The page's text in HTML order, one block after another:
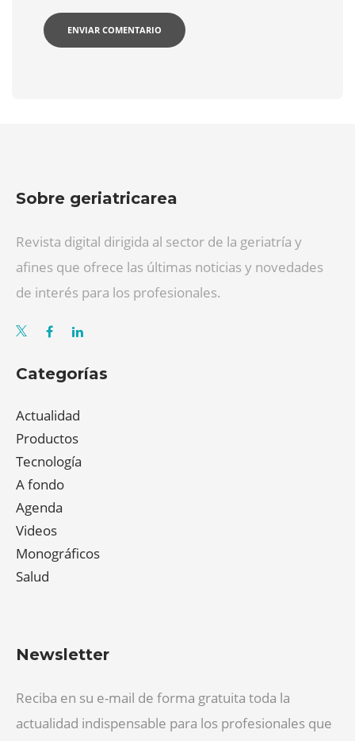
Sobre geriatricarea
Revista digital dirigida al sector de la geriatría y
afines que ofrece las últimas noticias y novedades
de interés para los profesionales.
Categorías
Actualidad
Productos
Tecnología
A fondo
Agenda
Videos
Monográficos
Salud
Newsletter
Reciba en su e-mail de forma gratuita toda la
actualidad indispensable para los profesionales que